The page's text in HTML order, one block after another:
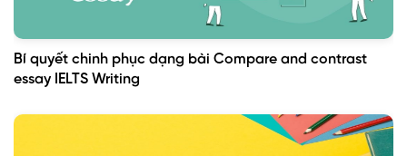
Bí quyết chinh phục dạng bài Compare and contrast
essay IELTS Writing